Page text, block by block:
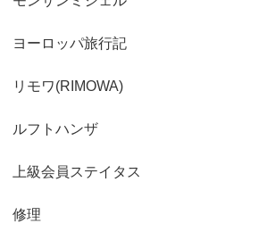
ヨーロッパ旅行記
リモワ(RIMOWA)
ルフトハンザ
上級会員ステイタス
修理